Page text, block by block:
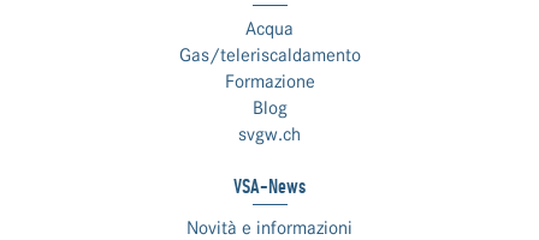
Acqua
Gas/teleriscaldamento
Formazione
Blog
svgw.ch
VSA-News
Novità e informazioni